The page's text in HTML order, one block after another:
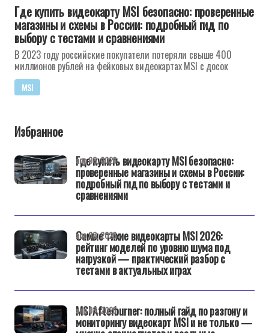
Где купить видеокарту MSI безопасно: проверенные
магазины и схемы в России: подробный гид по
выбору с тестами и сравнениями
В 2023 году российские покупатели потеряли свыше 400
миллионов рублей на фейковых видеокартах MSI с досок
MSI
Избранное
Где купить видеокарту MSI безопасно:
проверенные магазины и схемы в России:
подробный гид по выбору с тестами и
сравнениями
апр 08, 2026
Самые тихие видеокарты MSI 2026:
рейтинг моделей по уровню шума под
нагрузкой — практический разбор с
тестами в актуальных играх
апр 08, 2026
MSI Afterburner: полный гайд по разгону и
мониторингу видеокарт MSI и не только —
апр 08, 2026